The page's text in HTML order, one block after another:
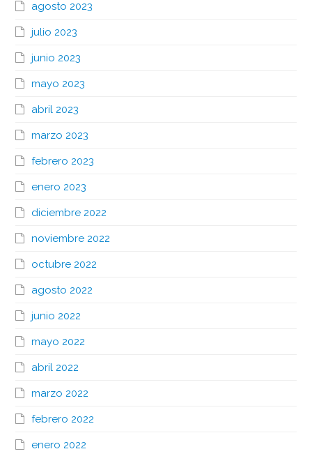
agosto 2023
julio 2023
junio 2023
mayo 2023
abril 2023
marzo 2023
febrero 2023
enero 2023
diciembre 2022
noviembre 2022
octubre 2022
agosto 2022
junio 2022
mayo 2022
abril 2022
marzo 2022
febrero 2022
enero 2022